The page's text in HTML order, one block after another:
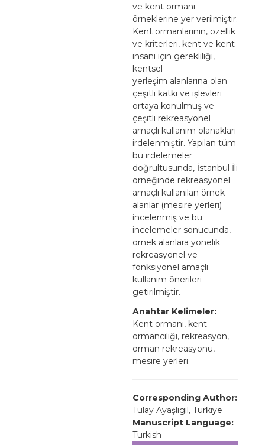
ve kent ormanı
örneklerine yer verilmiştir.
Kent ormanlarının, özellik
ve kriterleri, kent ve kent
insanı için gerekliliği,
kentsel
yerleşim alanlarına olan
çeşitli katkı ve işlevleri
ortaya konulmuş ve
çeşitli rekreasyonel
amaçlı kullanım olanakları
irdelenmiştir. Yapılan tüm
bu irdelemeler
doğrultusunda, İstanbul İli
örneğinde rekreasyonel
amaçlı kullanılan örnek
alanlar (mesire yerleri)
incelenmiş ve bu
incelemeler sonucunda,
örnek alanlara yönelik
rekreasyonel ve
fonksiyonel amaçlı
kullanım önerileri
getirilmiştir.
Anahtar Kelimeler:
Kent ormanı, kent
ormancılığı, rekreasyon,
orman rekreasyonu,
mesire yerleri.
Corresponding Author:
Tülay Ayaşlıgil, Türkiye
Manuscript Language:
Turkish